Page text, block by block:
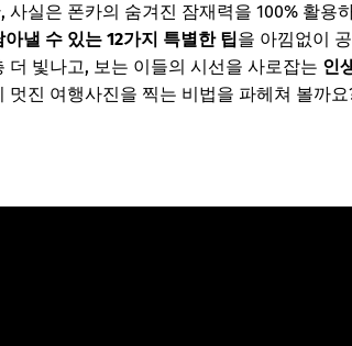
실은 폰카의 숨겨진 잠재력을 100% 활용
낼 수 있는 12가지 특별한 팁을 아낌없이
빛나고, 보는 이들의 시선을 사로잡는 인
진 여행사진을 찍는 비법을 파헤쳐 볼까요